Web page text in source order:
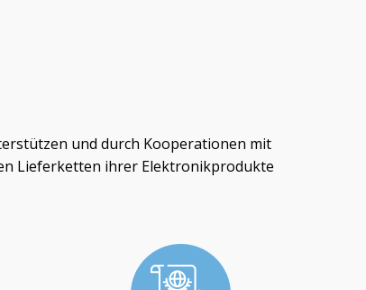
und durch Kooperationen mit
Lieferketten ihrer Elektronikprodukte